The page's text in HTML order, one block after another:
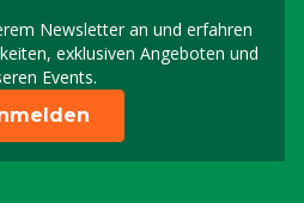
Newsletter an und erfahren
exklusiven Angeboten und
Events.
Melden Sie sich für